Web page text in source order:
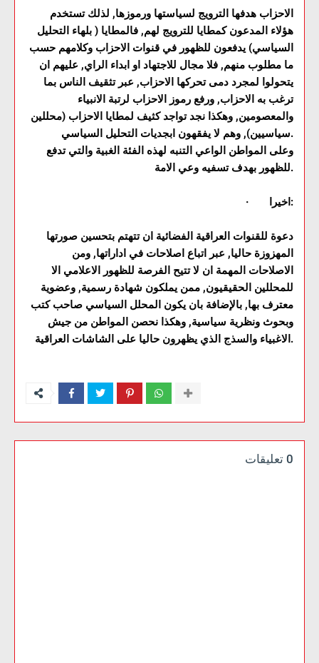
الاحزاب هدفها الترويج لسياستها ورموزها, لذلك تستخدم
هؤلاء المدعون كمطايا للترويج لهم, فالمطايا ( بلهاء التحليل
السياسي) يدفعون للظهور في قنوات الاحزاب وكلامهم حسب
ما مطلوب منهم, فلا مجال للاجتهاد او ابداء الراي, عليهم ان
يتحولوا لمجرد دمى تحركها الاحزاب, عبر تثقيف الناس بما
ترغب به الاحزاب, ورفع رموز الاحزاب لرتبة الانبياء
والمعصومين, وهكذا نجد تواجد كثيف لمطايا الاحزاب (محللين
سياسيين), وهم لا يفقهون ابجديات التحليل السياسي.
وعلى المواطن الواعي التنبه لهذه الفئة الغبية والتي تدفع
للظهور بهدف تسفيه وعي الامة.
· اخيرا:
دعوة للقنوات العراقية الفضائية ان تتهتم بتحسين صورتها
المهزوزة حاليا, عبر اتباع اصلاحات في اداراتها, ومن
الاصلاحات المهمة ان لا تتيح الفرصة للظهور الاعلامي الا
للمحللين الحقيقيون, ممن يملكون شهادة رسمية, وعضوية
معترف بها, بالإضافة بان يكون المحلل السياسي صاحب كتب
وبحوث ونظرية سياسية, وهكذا نحصن المواطن من جيش
الاغبياء والسذج الذي يظهرون حاليا على الشاشات العراقية.
0 تعليقات